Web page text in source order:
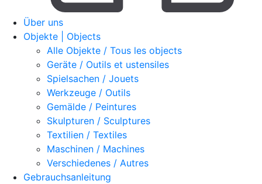
Über uns
Objekte | Objects
Alle Objekte / Tous les objects
Geräte / Outils et ustensiles
Spielsachen / Jouets
Werkzeuge / Outils
Gemälde / Peintures
Skulpturen / Sculptures
Textilien / Textiles
Maschinen / Machines
Verschiedenes / Autres
Gebrauchsanleitung